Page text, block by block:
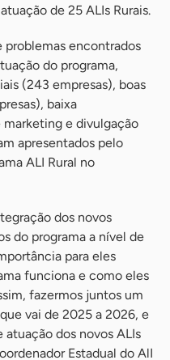
de 25 ALIs Rurais.
problemas encontrados
do programa,
(243 empresas), boas
baixa
marketing e divulgação
apresentados pelo
ALI Rural no
dos novos
do programa a nível de
para eles
funciona e como eles
fazermos juntos um
vai de 2025 a 2026, e
atuação dos novos ALIs
Estadual do AlI